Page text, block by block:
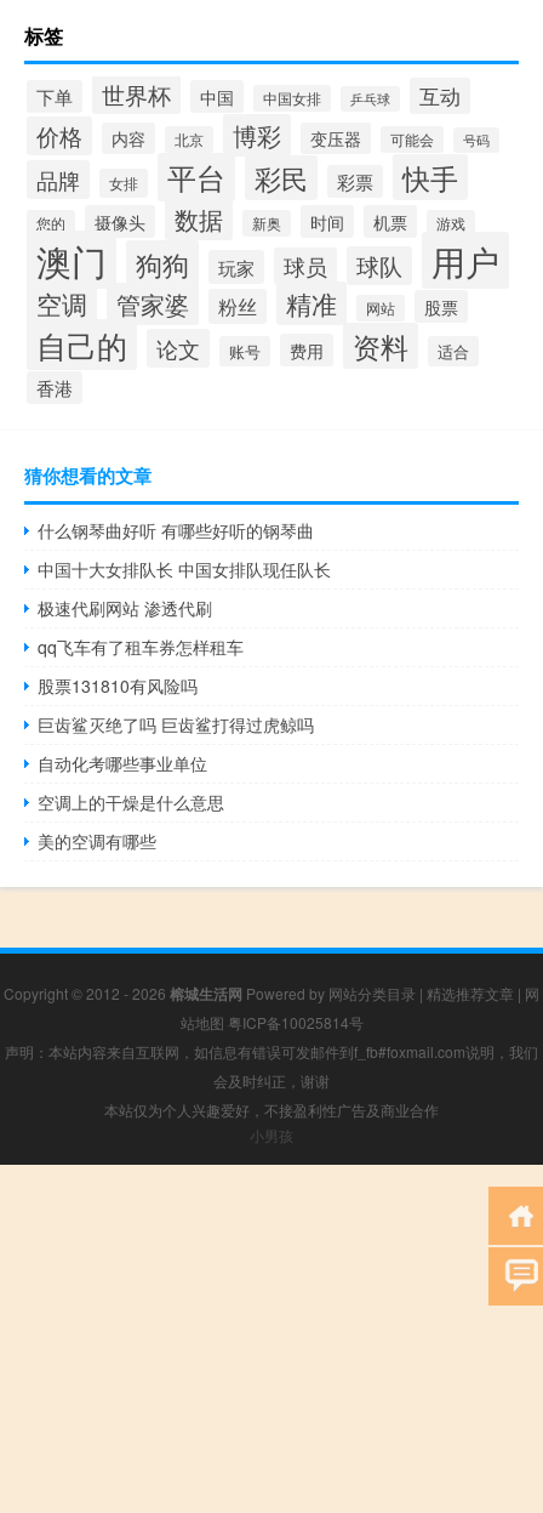
标签
下单 世界杯 中国 中国女排 乒乓球 互动
价格 内容 北京 博彩 变压器 可能会 号码
品牌 女排 平台 彩民 彩票 快手
您的 摄像头 数据 新奥 时间 机票 游戏
澳门 狗狗 玩家 球员 球队 用户
空调 管家婆 粉丝 精准 网站 股票
自己的 论文 账号 费用 资料 适合
香港
猜你想看的文章
什么钢琴曲好听 有哪些好听的钢琴曲
中国十大女排队长 中国女排队现任队长
极速代刷网站 渗透代刷
qq飞车有了租车券怎样租车
股票131810有风险吗
巨齿鲨灭绝了吗 巨齿鲨打得过虎鲸吗
自动化考哪些事业单位
空调上的干燥是什么意思
美的空调有哪些
Copyright © 2012 - 2026 榕城生活网 Powered by 网站分类目录 | 精选推荐文章 | 网
站地图 粤ICP备10025814号
声明：本站内容来自互联网，如信息有错误可发邮件到f_fb#foxmail.com说明，我们
会及时纠正，谢谢
本站仅为个人兴趣爱好，不接盈利性广告及商业合作
小男孩